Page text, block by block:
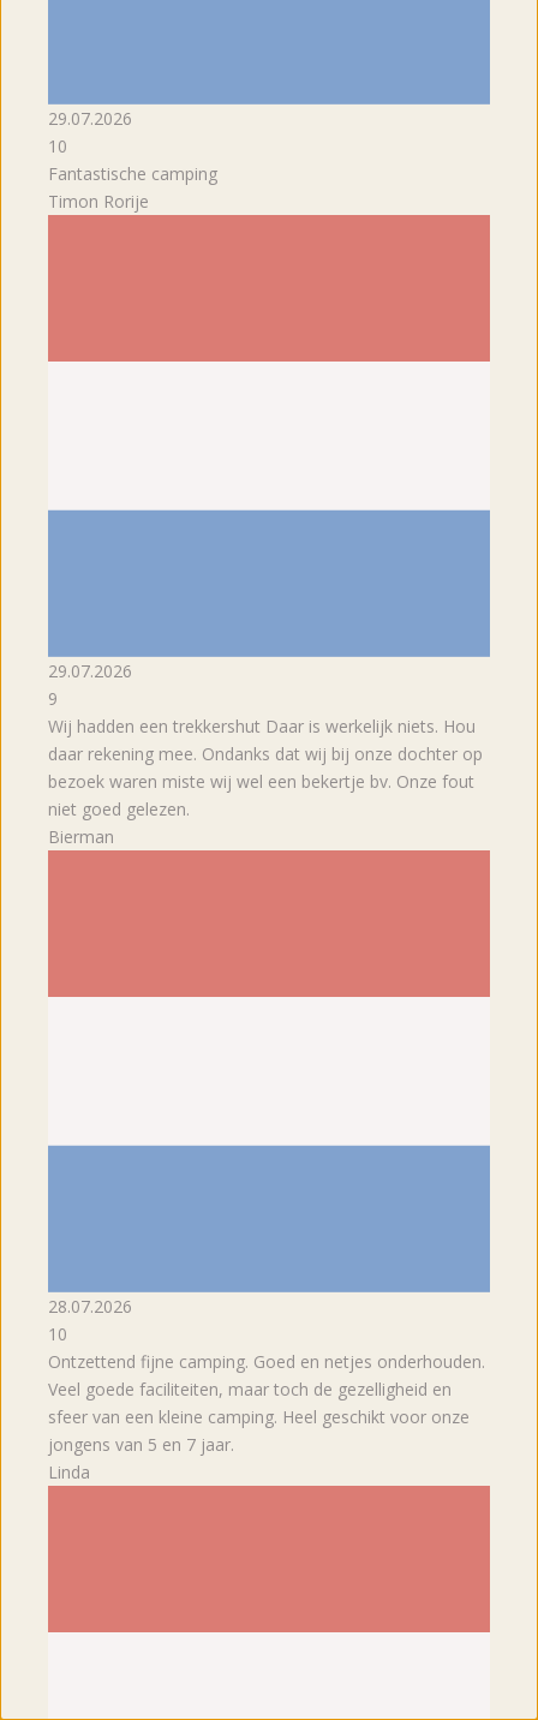
29.07.2026
10
Fantastische camping
Timon Rorije
29.07.2026
9
Wij hadden een trekkershut Daar is werkelijk niets. Hou
daar rekening mee. Ondanks dat wij bij onze dochter op
bezoek waren miste wij wel een bekertje bv. Onze fout
niet goed gelezen.
Bierman
28.07.2026
10
Ontzettend fijne camping. Goed en netjes onderhouden.
Veel goede faciliteiten, maar toch de gezelligheid en
sfeer van een kleine camping. Heel geschikt voor onze
jongens van 5 en 7 jaar.
Linda